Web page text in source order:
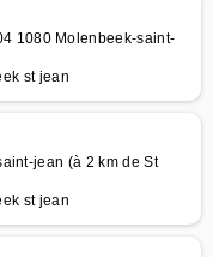
1080 Molenbeek-saint-
st jean
jean (à 2 km de St
st jean